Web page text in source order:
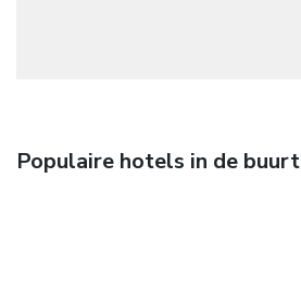
Populaire hotels in de buurt